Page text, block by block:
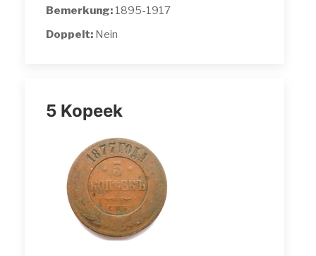
Bemerkung: 1895-1917
Doppelt: Nein
5 Kopeek